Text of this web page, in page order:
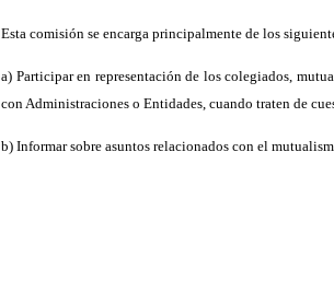
Esta comisión se encarga principalmente de los
a) Participar en representación de los colegiados,
con Administraciones o Entidades, cuando traten de
b) Informar sobre asuntos relacionados con el